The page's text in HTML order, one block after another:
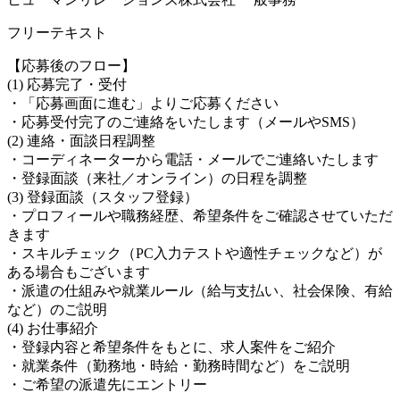
フリーテキスト
【応募後のフロー】
(1) 応募完了・受付
・「応募画面に進む」よりご応募ください
・応募受付完了のご連絡をいたします（メールやSMS）
(2) 連絡・面談日程調整
・コーディネーターから電話・メールでご連絡いたします
・登録面談（来社／オンライン）の日程を調整
(3) 登録面談（スタッフ登録）
・プロフィールや職務経歴、希望条件をご確認させていただ
きます
・スキルチェック（PC入力テストや適性チェックなど）が
ある場合もございます
・派遣の仕組みや就業ルール（給与支払い、社会保険、有給
など）のご説明
(4) お仕事紹介
・登録内容と希望条件をもとに、求人案件をご紹介
・就業条件（勤務地・時給・勤務時間など）をご説明
・ご希望の派遣先にエントリー